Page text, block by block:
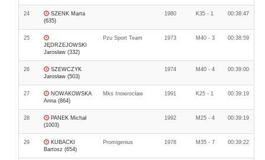
24
SZENK Marta
(635)
1980 K35 - 1 00:38:47
25
JĘDRZEJOWSKI
Jarosław (332)
Pzu Sport Team 1973 M40 - 3 00:38:59
26
SZEWCZYK
Jarosław (503)
1974 M40 - 4 00:39:00
27
NOWAKOWSKA
Anna (864)
Mks Inowrocław 1991 K25 - 1 00:39:19
28
PANEK Michał
(1003)
1992 M25 - 4 00:39:19
29
KUBACKI
Bartosz (654)
Promigenius 1978 M35 - 7 00:39:22